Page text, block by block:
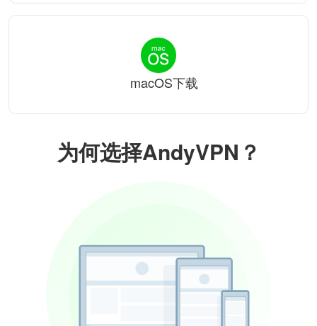
为何选择AndyVPN？
macOS下载